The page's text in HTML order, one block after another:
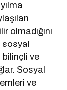
olmadığını
sosyal
bilinçli ve
Sosyal
ve